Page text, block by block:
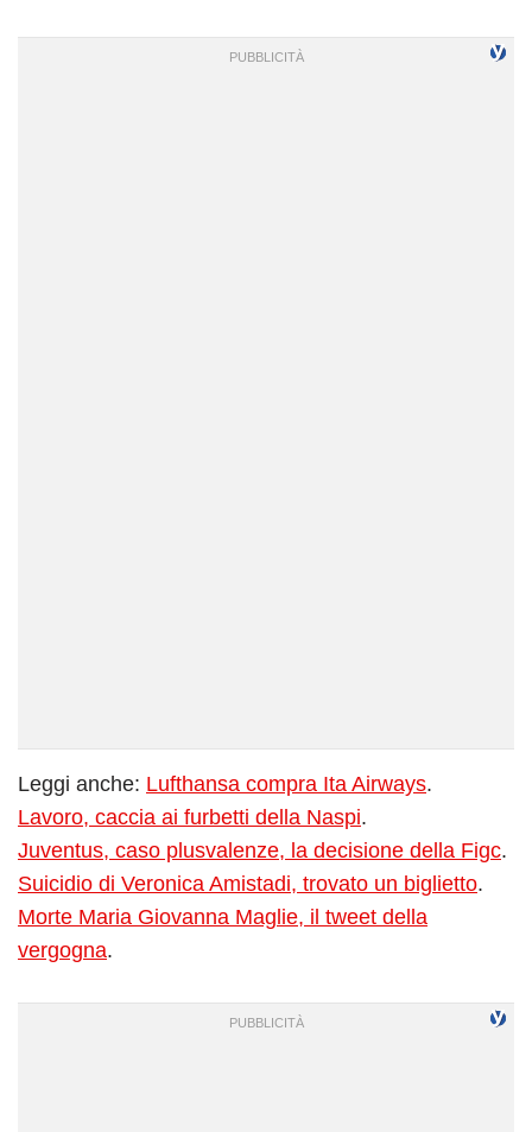
Leggi anche: Lufthansa compra Ita Airways.
Lavoro, caccia ai furbetti della Naspi.
Juventus, caso plusvalenze, la decisione della Figc.
Suicidio di Veronica Amistadi, trovato un biglietto.
Morte Maria Giovanna Maglie, il tweet della
vergogna.